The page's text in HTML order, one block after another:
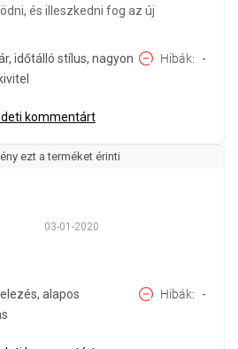
és illeszkedni fog az új
időtálló stílus, nagyon
Hibák -
kommentárt
ezt a terméket érinti
03-01-2020
alapos
Hibák -